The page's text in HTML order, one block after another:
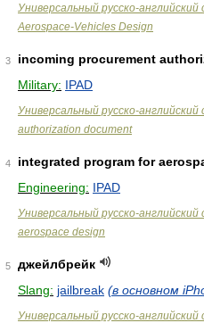
Универсальный русско-английский
Aerospace-Vehicles Design
3
incoming procurement
Military: IPAD
Универсальный русско-английский
authorization document
4
integrated program for
Engineering: IPAD
Универсальный русско-английский
aerospace design
5
джейлбрейк
Slang: jailbreak (в основном
Универсальный русско-английский